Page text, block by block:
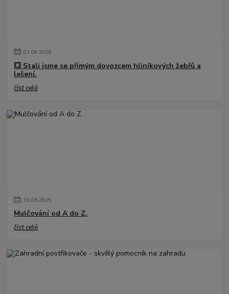
01.08.2026
💥 Stali jsme se přímým dovozcem hliníkových žebřů a
lešení.
číst celé
31.05.2025
Mulčování od A do Z.
číst celé